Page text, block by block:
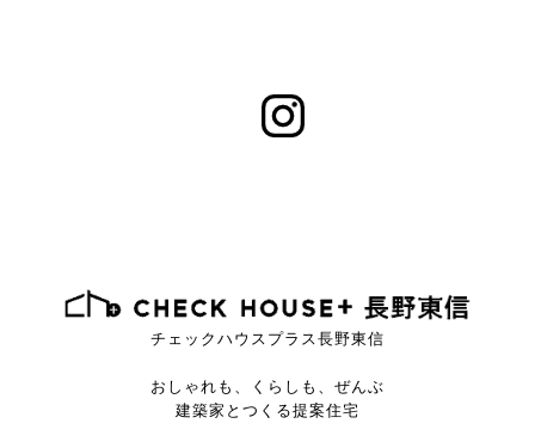
チェックハウスプラス長野東信
おしゃれも、くらしも、ぜんぶ
建築家とつくる提案住宅